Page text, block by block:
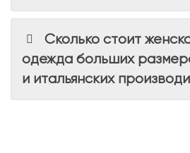
Сколько стоит
одежда больших
и итальянских